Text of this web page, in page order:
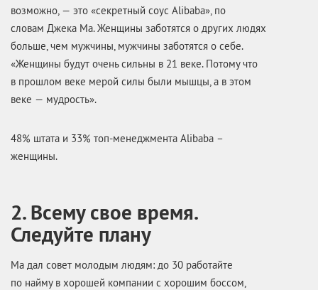
возможно, — это «секретный соус Alibaba», по
словам Джека Ма. Женщины заботятся о других людях
больше, чем мужчины, мужчины заботятся о себе.
«Женщины будут очень сильны в 21 веке. Потому что
в прошлом веке мерой силы были мышцы, а в этом
веке — мудрость».
48% штата и 33% топ-менеджмента Alibaba –
женщины.
2. Всему свое время.
Следуйте плану
Ма дал совет молодым людям: до 30 работайте
по найму в хорошей компании с хорошим боссом,